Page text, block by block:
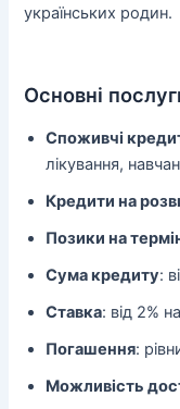
українських родин.
Основні
Споживчі
лікування,
Кредити на
Позики на
Сума кредиту:
Ставка: від 2%
Погашення:
Можливість